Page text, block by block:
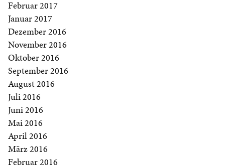
Februar 2017
Januar 2017
Dezember 2016
November 2016
Oktober 2016
September 2016
August 2016
Juli 2016
Juni 2016
Mai 2016
April 2016
März 2016
Februar 2016